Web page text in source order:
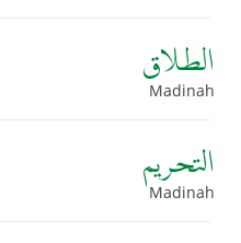
الطلاق
Madinah
التحريم
Madinah